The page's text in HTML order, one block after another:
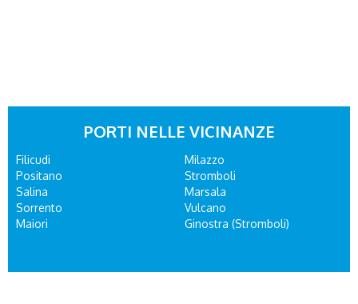
PORTI NELLE VICINANZE
Filicudi
Positano
Salina
Sorrento
Maiori
Milazzo
Stromboli
Marsala
Vulcano
Ginostra (Stromboli)